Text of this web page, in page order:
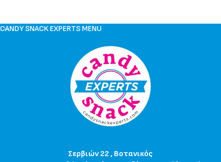
CANDY SNACK EXPERTS MENU
Σερβιών 22 , Βοτανικός